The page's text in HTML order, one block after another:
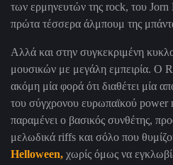
των ερμηνευτών της rock, του Jorn
πρώτα τέσσερα άλμπουμ της
Αλλά και στην συγκεκριμένη
μουσικών με μεγάλη εμπειρία. Ο
ακόμη μία φορά ότι διαθέτει μία
του σύγχρονου ευρωπαϊκού power
παραμένει ο βασικός συνθέτης,
μελωδικά riffs και σόλο που
Helloween, χωρίς όμως να